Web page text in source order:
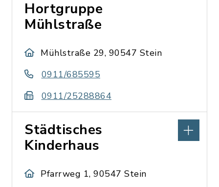
Hortgruppe
Mühlstraße
Mühlstraße 29, 90547 Stein
0911/685595
0911/25288864
Städtisches
Kinderhaus
Pfarrweg 1, 90547 Stein